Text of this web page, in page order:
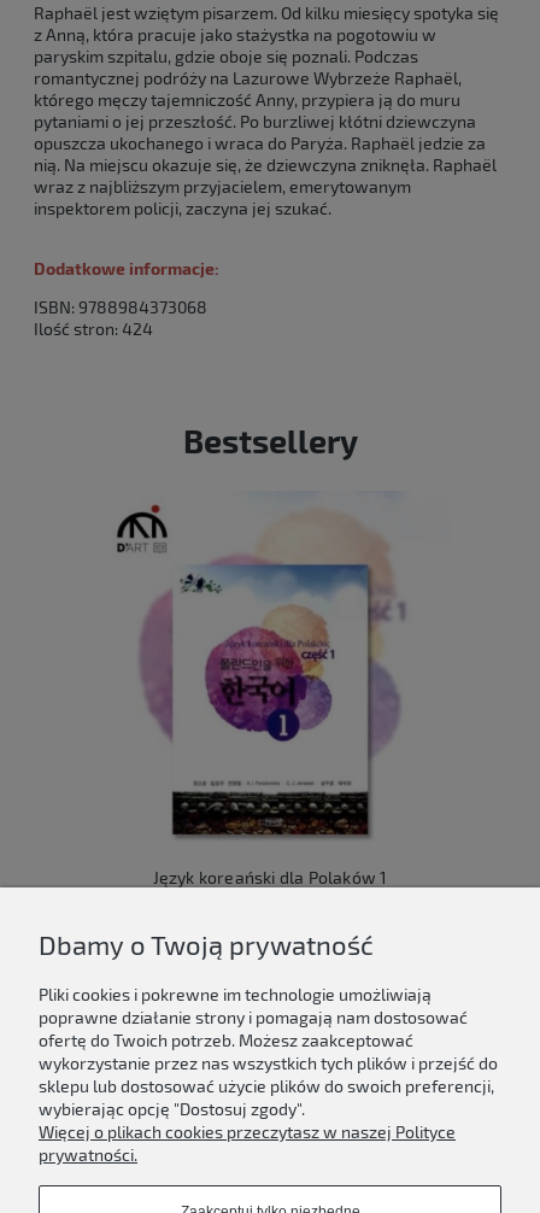
Raphaël jest wziętym pisarzem. Od kilku miesięcy spotyka się
z Anną, która pracuje jako stażystka na pogotowiu w
paryskim szpitalu, gdzie oboje się poznali. Podczas
romantycznej podróży na Lazurowe Wybrzeże Raphaël,
którego męczy tajemniczość Anny, przypiera ją do muru
pytaniami o jej przeszłość. Po burzliwej kłótni dziewczyna
opuszcza ukochanego i wraca do Paryża. Raphaël jedzie za
nią. Na miejscu okazuje się, że dziewczyna zniknęła. Raphaël
wraz z najbliższym przyjacielem, emerytowanym
inspektorem policji, zaczyna jej szukać.
Dodatkowe informacje:
ISBN: 9788984373068
Ilość stron: 424
Bestsellery
Język koreański dla Polaków 1
Do koszyka
Newsletter
Podaj swój adres e-mail, jeżeli chcesz otrzymywać
informacje o nowościach i promocjach.
Dbamy o Twoją prywatność
Pliki cookies i pokrewne im technologie umożliwiają
poprawne działanie strony i pomagają nam dostosować
ofertę do Twoich potrzeb. Możesz zaakceptować
wykorzystanie przez nas wszystkich tych plików i przejść do
sklepu lub dostosować użycie plików do swoich preferencji,
wybierając opcję "Dostosuj zgody".
Więcej o plikach cookies przeczytasz w naszej Polityce
prywatności.